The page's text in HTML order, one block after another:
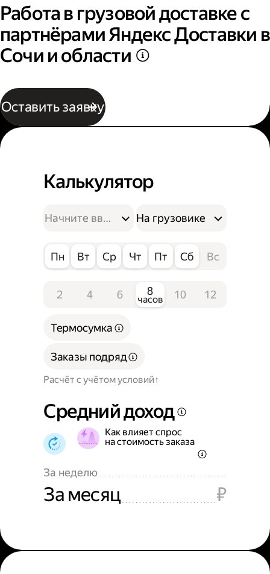
Работа в грузовой доставке с
партнёрами Яндекс Доставки в
Сочи и области
Оставить заявку
Калькулятор
На грузовике
Пн Вт Ср Чт Пт Сб Вс
2 4 6 8
часов 10 12
Расчёт с учётом условий
Термосумка
Заказы подряд
Средний доход
Как влияет спрос
на стоимость заказа
За неделю
За месяц ₽